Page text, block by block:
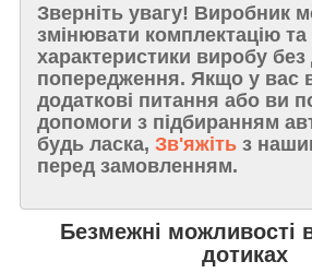
Зверніть увагу! Виробник
змінювати комплектацію та
характеристики виробу
попередження. Якщо у вас
додаткові питання або ви
допомоги з підбиранням
будь ласка, Зв'яжіть з
перед замовленням.
Безмежні можливості
дотиках